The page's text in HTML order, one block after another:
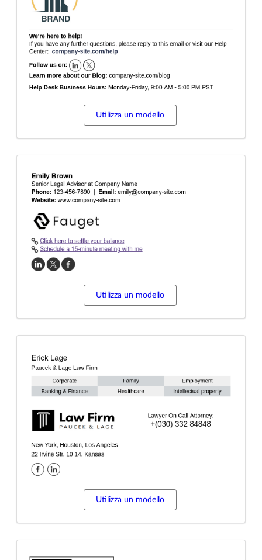
Utilizza un modello
Utilizza un modello
Utilizza un modello